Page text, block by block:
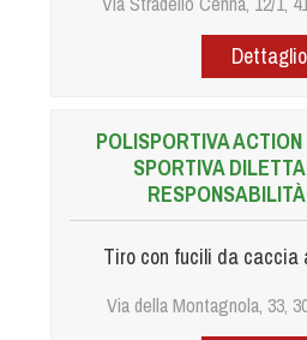
Dettaglio
POLISPORTIVA
SPORTIVA
Tiro con fucili da caccia
Via della Montagnola, 33,